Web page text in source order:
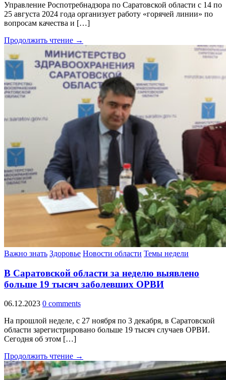
Управление Роспотребнадзора по Саратовской области с 14 по
25 августа 2024 года организует работу «горячей линии» по
вопросам качества и […]
Продолжить чтение →
Важно знать Здоровье Новости области Темы недели
В Саратовской области за неделю выявлено
больше 19 тысяч заболевших ОРВИ
06.12.2023 0 comments
На прошлой неделе, с 27 ноября по 3 декабря, в Саратовской
области зарегистрировано больше 19 тысяч случаев ОРВИ.
Сегодня об этом […]
Продолжить чтение →